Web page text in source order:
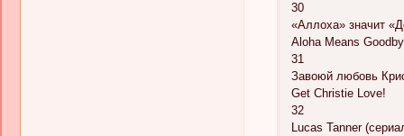
30
«Аллоха» значит
Aloha Means
31
Завоюй любовь
Get Christie Love!
32
Lucas Tanner